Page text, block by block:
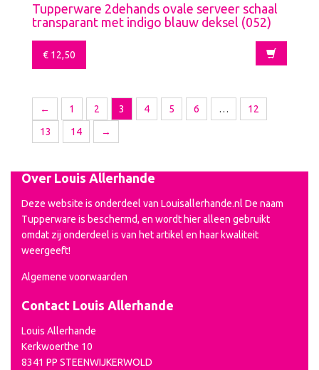
Tupperware 2dehands ovale serveer schaal
transparant met indigo blauw deksel (052)
€ 12,50
← 1 2 3 4 5 6 …
12
13
14 →
Over Louis Allerhande
Deze website is onderdeel van Louisallerhande.nl De naam
Tupperware is beschermd, en wordt hier alleen gebruikt
omdat zij onderdeel is van het artikel en haar kwaliteit
weergeeft!
Algemene voorwaarden
Contact Louis Allerhande
Louis Allerhande
Kerkwoerthe 10
8341 PP STEENWIJKERWOLD